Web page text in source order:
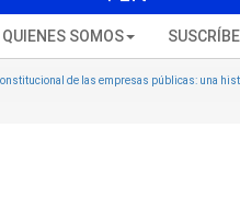
QUIENES SOMOS
de las empresas públicas: una